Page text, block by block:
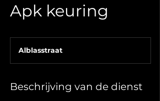
Apk keuring
Alblasstraat
Beschrijving van de dienst